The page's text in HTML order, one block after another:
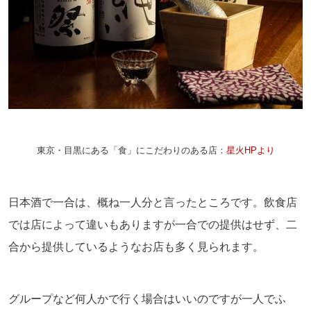
東京・目黒にある「食」にこだわりのある店： 星火HPより
日本酒で一合は、概ね一人分と言ったところです。飲食店
では店によって違いもありますが一合での提供はせず、二
合から提供しているようなお店も多く見られます。
グループなど何人かで行く場合はいいのですが一人でふ